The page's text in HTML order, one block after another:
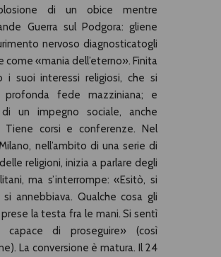
di un obice mentre
Guerra sul Podgora: gliene
nervoso diagnosticatogli
«mania dell’eterno». Finita
i suoi interessi religiosi, che si
fede mazziniana; e
di un impegno sociale, anche
Tiene corsi e conferenze. Nel
nell’ambito di una serie di
religioni, inizia a parlare degli
ma s’interrompe: «Esitò, si
annebbiava. Qualche cosa gli
la testa fra le mani. Si sentì
di proseguire» (così
La conversione è matura. Il 24